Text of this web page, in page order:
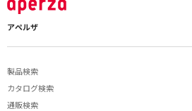
アペルザ
製品検索
カタログ検索
通販検索